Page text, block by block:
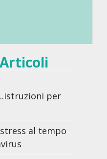
per
al tempo